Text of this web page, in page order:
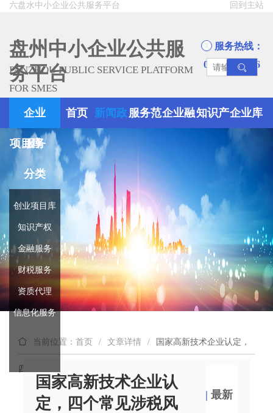
回到主站
六盘水中小企业公共服务平台
盘州中小企业公共服
务平台
PANZHOU PUBLIC SERVICE PLATFORM
FOR SMES
服务热线：
0858-8945666
企业
服务
分类
创业项目库
知识产权
金融服务
财税服务
资质代理
信息化服务
首页 新闻政
策
服务范企业融知识产企业库
项目库
当前位置：首页 / 文章详情 / 国家高新技术企业认定，
四个常见涉税风险点！！
国家高新技术企业认
定，四个常见涉税风
|最新